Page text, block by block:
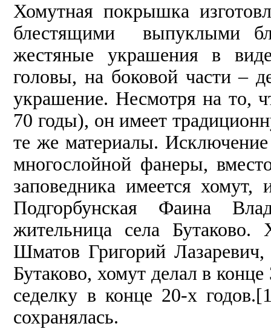
Хомутная покрышка
блестящими выпуклыми
жестяные украшения в
головы, на боковой части –
украшение. Несмотря на то,
70 годы), он имеет
те же материалы.
многослойной фанеры,
заповедника имеется хомут,
Подгорбунская Фаина
жительница села
Шматов Григорий
Бутаково, хомут делал в
седелку в конце 20-х
сохранялась.